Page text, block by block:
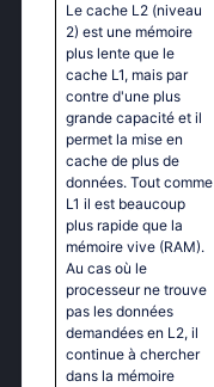
Le cache L2 (niveau
2) est une mémoire
plus lente que le
cache L1, mais par
contre d'une plus
grande capacité et il
permet la mise en
cache de plus de
données. Tout comme
L1 il est beaucoup
plus rapide que la
mémoire vive (RAM).
Au cas où le
processeur ne trouve
pas les données
demandées en L2, il
continue à chercher
dans la mémoire